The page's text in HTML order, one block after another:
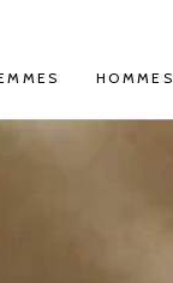
HOMMES